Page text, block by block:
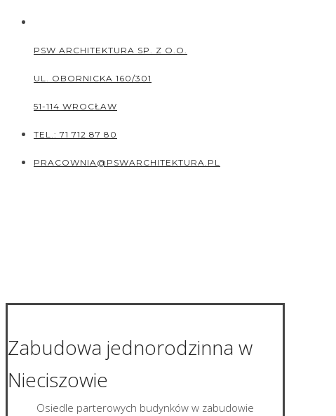
PSW ARCHITEKTURA SP. Z O.O.
UL. OBORNICKA 160/301
51-114 WROCŁAW
TEL.: 71 712 87 80
PRACOWNIA@PSWARCHITEKTURA.PL
Zabudowa jednorodzinna w
Nieciszowie
Osiedle parterowych budynków w zabudowie